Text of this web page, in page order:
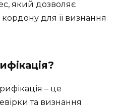
який дозволяє
кордону для її визнання
– це
та визнання